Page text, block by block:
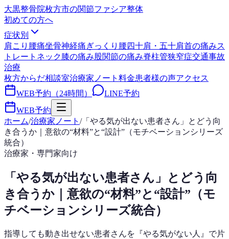
大黒整骨院枚方市の関節ファシア整体
初めての方へ
症状別
肩こり 腰痛坐骨神経痛ぎっくり腰四十肩・五十肩首の痛みス
トレートネック膝の痛み股関節の痛み脊柱管狭窄症交通事故
治療
枚方からだ相談室治療家ノート 料金患者様の声アクセス
WEB予約（24時間）
LINE予約
WEB予約
ホーム/治療家ノート /「やる気が出ない患者さん」とどう向
き合うか｜意欲の“材料”と“設計”（モチベーションシリーズ
統合）
治療家・専門家向け
「やる気が出ない患者さん」とどう向
き合うか｜意欲の“材料”と“設計”（モ
チベーションシリーズ統合）
指導しても動き出せない患者さんを『やる気がない人』で片